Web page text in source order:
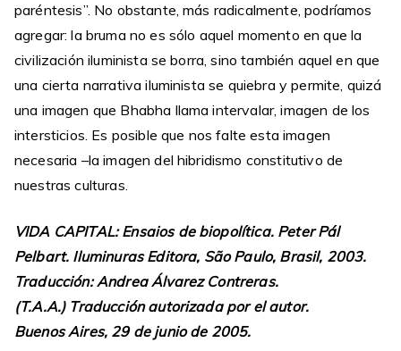
paréntesis”. No obstante, más radicalmente, podríamos
agregar: la bruma no es sólo aquel momento en que la
civilización iluminista se borra, sino también aquel en que
una cierta narrativa iluminista se quiebra y permite, quizá
una imagen que Bhabha llama intervalar, imagen de los
intersticios. Es posible que nos falte esta imagen
necesaria –la imagen del hibridismo constitutivo de
nuestras culturas.
VIDA CAPITAL: Ensaios de biopolítica. Peter Pál
Pelbart. Iluminuras Editora, São Paulo, Brasil, 2003.
Traducción: Andrea Álvarez Contreras.
(T.A.A.) Traducción autorizada por el autor.
Buenos Aires, 29 de junio de 2005.